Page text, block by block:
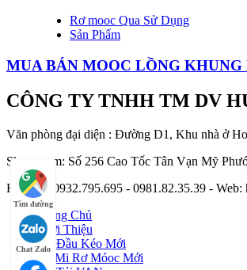
Rơ mooc Qua Sử Dụng
Sản Phẩm
MUA BÁN MOOC LỒNG
CÔNG TY TNHH TM DV
Văn phòng đại diện : Đường D1, Khu nhà ở
Showroom: Số 256 Cao Tốc Tân Vạn Mỹ
Hotline : 0932.795.695 - 0981.82.35.39 -
Tìm đường
Chat Zalo
Trang Chủ
Giới Thiệu
Xe Đầu Kéo Mới
Sơ Mi Rơ Móoc Mới